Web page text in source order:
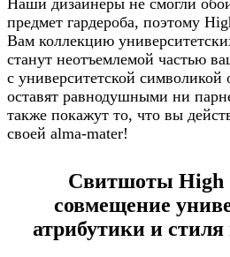
Наши дизайнеры не смогли
предмет гардероба, поэтому
Вам коллекцию
станут неотъемлемой частью
с университетской символикой
оставят равнодушными ни
также покажут то, что вы
своей alma-mater!
Свитшоты High
совмещение
атрибутики и